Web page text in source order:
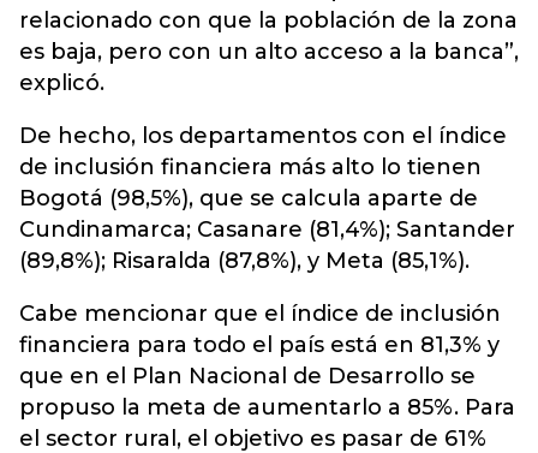
relacionado con que la población de la zona
es baja, pero con un alto acceso a la banca”,
explicó.
De hecho, los departamentos con el índice
de inclusión financiera más alto lo tienen
Bogotá (98,5%), que se calcula aparte de
Cundinamarca; Casanare (81,4%); Santander
(89,8%); Risaralda (87,8%), y Meta (85,1%).
Cabe mencionar que el índice de inclusión
financiera para todo el país está en 81,3% y
que en el Plan Nacional de Desarrollo se
propuso la meta de aumentarlo a 85%. Para
el sector rural, el objetivo es pasar de 61%